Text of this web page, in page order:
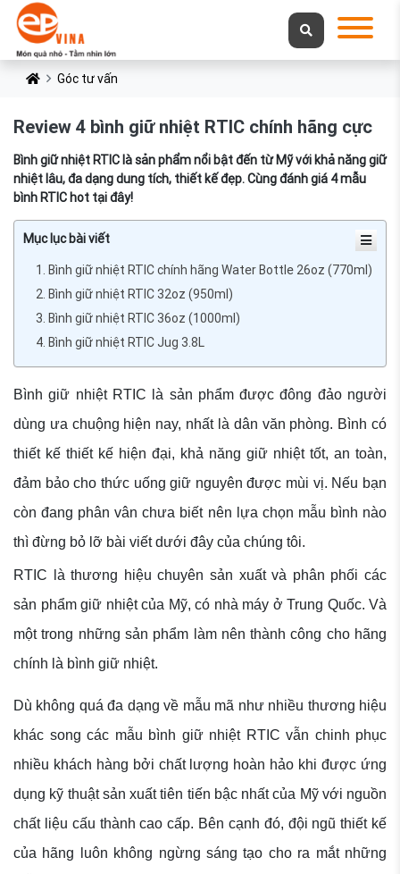
Góc tư vấn
Review 4 bình giữ nhiệt RTIC chính hãng cực
Bình giữ nhiệt RTIC là sản phẩm nổi bật đến từ Mỹ với khả năng giữ
nhiệt lâu, đa dạng dung tích, thiết kế đẹp. Cùng đánh giá 4 mẫu
bình RTIC hot tại đây!
Mục lục bài viết
1. Bình giữ nhiệt RTIC chính hãng Water Bottle 26oz (770ml)
2. Bình giữ nhiệt RTIC 32oz (950ml)
3. Bình giữ nhiệt RTIC 36oz (1000ml)
4. Bình giữ nhiệt RTIC Jug 3.8L
Bình giữ nhiệt RTIC là sản phẩm được đông đảo người
dùng ưa chuộng hiện nay, nhất là dân văn phòng. Bình có
thiết kế thiết kế hiện đại, khả năng giữ nhiệt tốt, an toàn,
đảm bảo cho thức uống giữ nguyên được mùi vị. Nếu bạn
còn đang phân vân chưa biết nên lựa chọn mẫu bình nào
thì đừng bỏ lỡ bài viết dưới đây của chúng tôi.
RTIC là thương hiệu chuyên sản xuất và phân phối các
sản phẩm giữ nhiệt của Mỹ, có nhà máy ở Trung Quốc. Và
một trong những sản phẩm làm nên thành công cho hãng
chính là bình giữ nhiệt.
Dù không quá đa dạng về mẫu mã như nhiều thương hiệu
khác song các mẫu bình giữ nhiệt RTIC vẫn chinh phục
nhiều khách hàng bởi chất lượng hoàn hảo khi được ứng
dụng kỹ thuật sản xuất tiên tiến bậc nhất của Mỹ với nguồn
chất liệu cấu thành cao cấp. Bên cạnh đó, đội ngũ thiết kế
của hãng luôn không ngừng sáng tạo cho ra mắt những